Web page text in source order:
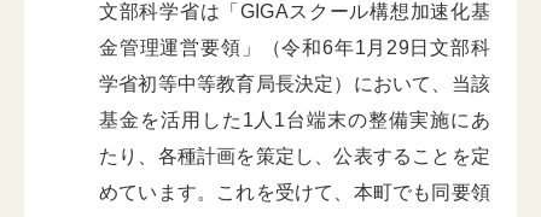
文部科学省は「GIGAスクール構想加速化基
金管理運営要領」（令和6年1月29日文部科
学省初等中等教育局長決定）において、当該
基金を活用した1人1台端末の整備実施にあ
たり、各種計画を策定し、公表することを定
めています。これを受けて、本町でも同要領